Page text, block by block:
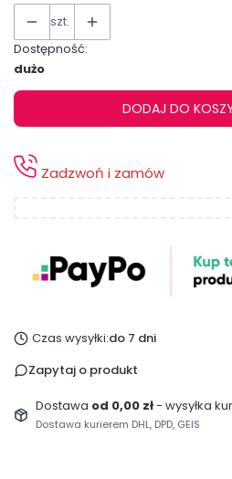
szt.
Dostępność:
dużo
DODAJ DO
Zadzwoń i zamów
Czas wysyłki:do 7 dni
Zapytaj o produkt
Dostawa od 0,00 zł- wysyłka
Dostawa kurierem DHL, DPD, GEIS